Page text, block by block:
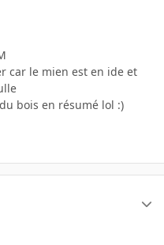
car le mien est en ide et
bois en résumé lol :)